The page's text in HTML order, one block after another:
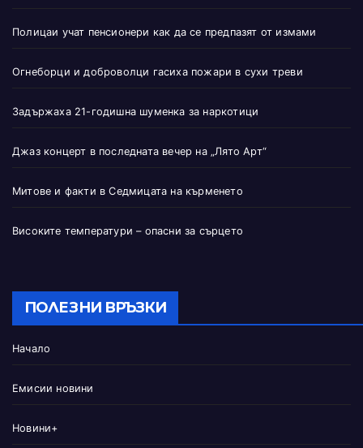
Полицаи учат пенсионери как да се предпазят от измами
Огнеборци и доброволци гасиха пожари в сухи треви
Задържаха 21-годишна шуменка за наркотици
Джаз концерт в последната вечер на „Лято Арт“
Митове и факти в Седмицата на кърменето
Високите температури – опасни за сърцето
ПОЛЕЗНИ ВРЪЗКИ
Начало
Емисии новини
Новини+